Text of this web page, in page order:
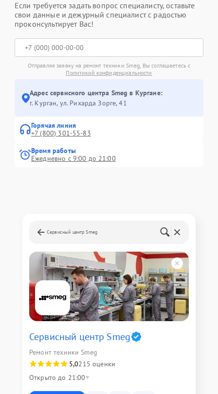
Если требуется задать вопрос специалисту, оставьте
свои данные и дежурный специалист с радостью
проконсультирует Вас!
Отправляя заявку на ремонт техники Smeg, Вы соглашаетесь с
Политикой конфиденциальности
Адрес сервисного центра Smeg в Кургане:
г. Курган, ул. Рихарда Зорге, 41
Горячая линия
+7 (800) 301-55-83
Время работы
Ежедневно с 9:00 до 21:00
Сервисный центр Smeg
Сервисный центр Smeg
Ремонт техники Smeg
5,0215 оценки
Открыто до 21:00